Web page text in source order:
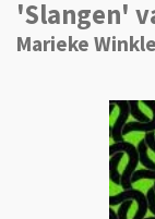
'Slangen'
Marieke